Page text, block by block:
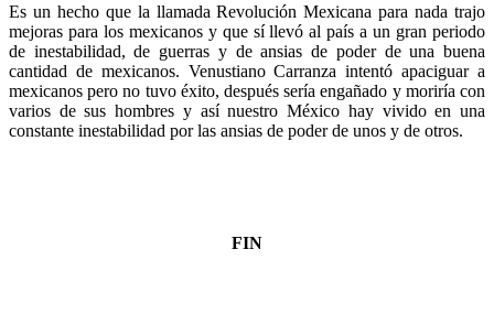
Es un hecho que la llamada Revolución Mexicana para nada trajo
mejoras para los mexicanos y que sí llevó al país a un gran periodo
de inestabilidad, de guerras y de ansias de poder de una buena
cantidad de mexicanos. Venustiano Carranza intentó apaciguar a
mexicanos pero no tuvo éxito, después sería engañado y moriría con
varios de sus hombres y así nuestro México hay vivido en una
constante inestabilidad por las ansias de poder de unos y de otros.
FIN